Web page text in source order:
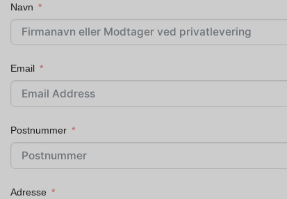
Navn
Email
Postnummer
Adresse